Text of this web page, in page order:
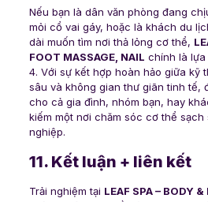
Nếu bạn là dân văn phòng đang
mỏi cổ vai gáy, hoặc là khách du
dài muốn tìm nơi thả lỏng cơ thể,
FOOT MASSAGE, NAIL chính là lựa
4. Với sự kết hợp hoàn hảo giữa kỹ
sâu và không gian thư giãn tinh tế,
cho cả gia đình, nhóm bạn, hay
kiếm một nơi chăm sóc cơ thể
nghiệp.
11. Kết luận + liên kết
Trải nghiệm tại LEAF SPA – BODY